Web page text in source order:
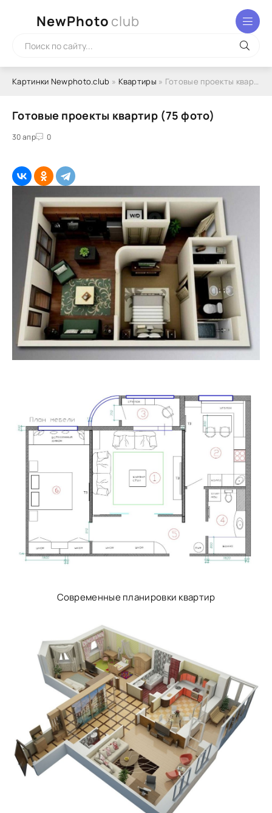
NewPhoto club
Картинки Newphoto.club » Квартиры » Готовые проекты квартир (75 фото)
Готовые проекты квартир (75 фото)
30 апр 0
Современные планировки квартир